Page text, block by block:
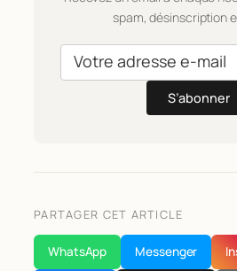
spam, désinscription
S’abonner
PARTAGER CET ARTICLE
WhatsApp Messenger